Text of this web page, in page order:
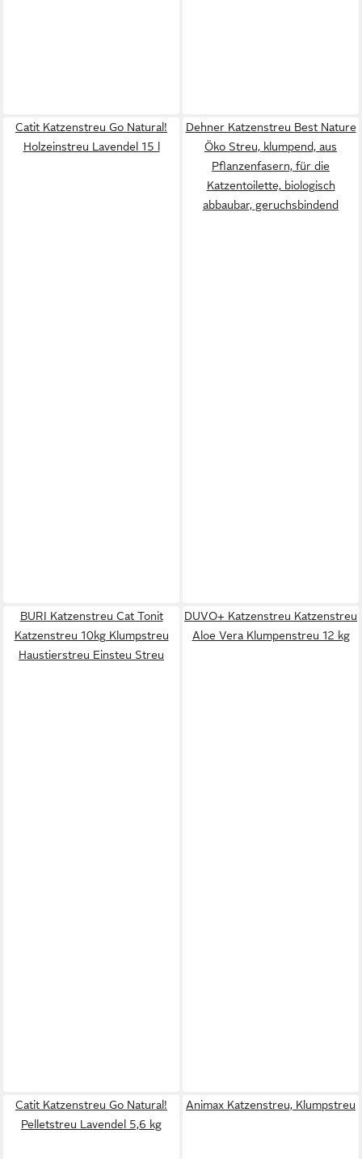
Catit Katzenstreu Go Natural!
Holzeinstreu Lavendel 15 l
Dehner Katzenstreu Best Nature
Öko Streu, klumpend, aus
Pflanzenfasern, für die
Katzentoilette, biologisch
abbaubar, geruchsbindend
BURI Katzenstreu Cat Tonit
Katzenstreu 10kg Klumpstreu
Haustierstreu Einsteu Streu
DUVO+ Katzenstreu Katzenstreu
Aloe Vera Klumpenstreu 12 kg
Catit Katzenstreu Go Natural!
Pelletstreu Lavendel 5,6 kg
Animax Katzenstreu, Klumpstreu